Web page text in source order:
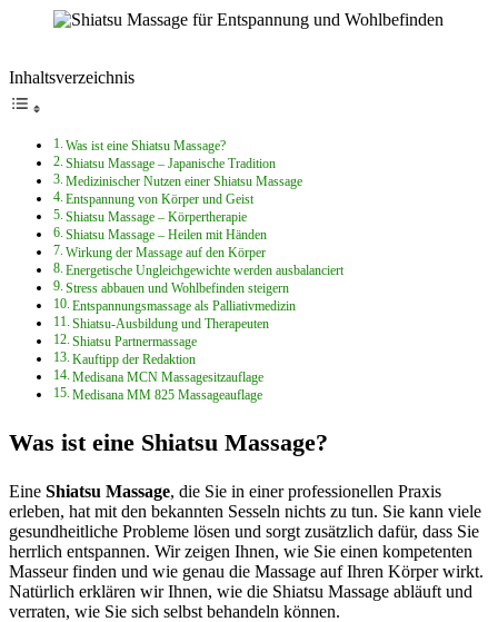
Inhaltsverzeichnis
Was ist eine Shiatsu Massage?
Shiatsu Massage – Japanische Tradition
Medizinischer Nutzen einer Shiatsu Massage
Entspannung von Körper und Geist
Shiatsu Massage – Körpertherapie
Shiatsu Massage – Heilen mit Händen
Wirkung der Massage auf den Körper
Energetische Ungleichgewichte werden ausbalanciert
Stress abbauen und Wohlbefinden steigern
Entspannungsmassage als Palliativmedizin
Shiatsu-Ausbildung und Therapeuten
Shiatsu Partnermassage
Kauftipp der Redaktion
Medisana MCN Massagesitzauflage
Medisana MM 825 Massageauflage
Was ist eine Shiatsu Massage?
Eine Shiatsu Massage, die Sie in einer professionellen Praxis
erleben, hat mit den bekannten Sesseln nichts zu tun. Sie kann viele
gesundheitliche Probleme lösen und sorgt zusätzlich dafür, dass Sie
herrlich entspannen. Wir zeigen Ihnen, wie Sie einen kompetenten
Masseur finden und wie genau die Massage auf Ihren Körper wirkt.
Natürlich erklären wir Ihnen, wie die Shiatsu Massage abläuft und
verraten, wie Sie sich selbst behandeln können.